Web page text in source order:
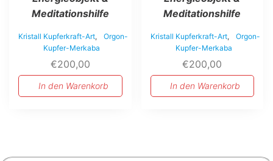
Meditationshilfe
Kristall Kupferkraft-Art,
Orgon-
Kupfer-Merkaba
€200,00
In den Warenkorb
Meditationshilfe
Kristall Kupferkraft-Art,
Orgon-
Kupfer-Merkaba
€200,00
In den Warenkorb